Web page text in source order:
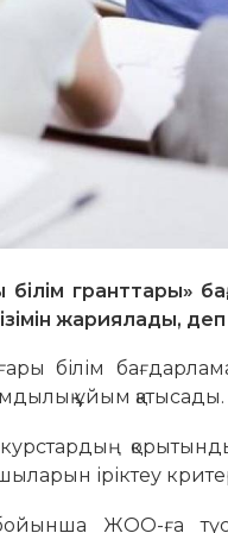
гранттары»
жариялады,
білім
ұйым қатысады.
іріктеу
ЖОО-ға